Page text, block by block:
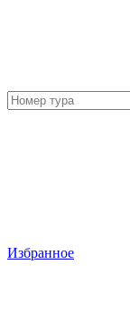
Избранное